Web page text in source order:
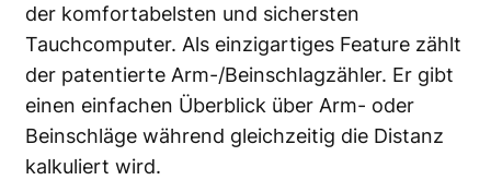
der komfortabelsten und sichersten
Tauchcomputer. Als einzigartiges Feature zählt
der patentierte Arm-/Beinschlagzähler. Er gibt
einen einfachen Überblick über Arm- oder
Beinschläge während gleichzeitig die Distanz
kalkuliert wird.